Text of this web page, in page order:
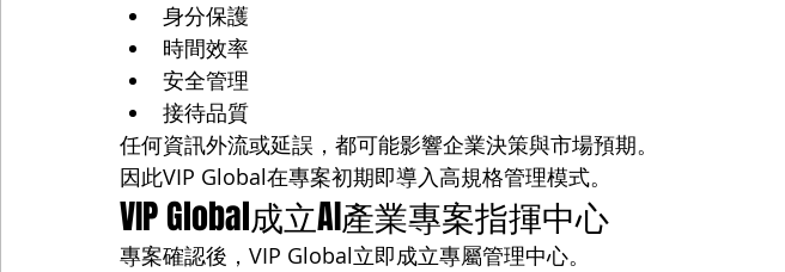
身分保護
時間效率
安全管理
接待品質
任何資訊外流或延誤，都可能影響企業決策與市場預期。
因此VIP Global在專案初期即導入高規格管理模式。
VIP Global成立AI產業專案指揮中心
專案確認後，VIP Global立即成立專屬管理中心。